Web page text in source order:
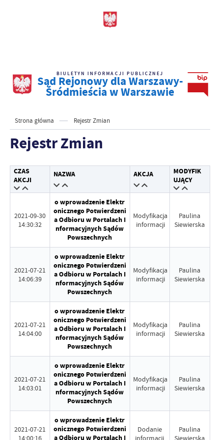
BIULETYN INFORMACJI PUBLICZNEJ
Sąd Rejonowy dla Warszawy-
Śródmieścia w Warszawie
Strona główna Rejestr Zmian
Rejestr Zmian
CZAS
AKCJI
NAZWA AKCJA
MODYFIK
UJĄCY
2021-09-30
14:30:32
o wprowadzenie Elektr
onicznego Potwierdzeni
a Odbioru w Portalach I
nformacyjnych Sądów
Powszechnych
Modyfikacja
informacji
Paulina
Siewierska
2021-07-21
14:06:39
o wprowadzenie Elektr
onicznego Potwierdzeni
a Odbioru w Portalach I
nformacyjnych Sądów
Powszechnych
Modyfikacja
informacji
Paulina
Siewierska
2021-07-21
14:04:00
o wprowadzenie Elektr
onicznego Potwierdzeni
a Odbioru w Portalach I
nformacyjnych Sądów
Powszechnych
Modyfikacja
informacji
Paulina
Siewierska
2021-07-21
14:03:01
o wprowadzenie Elektr
onicznego Potwierdzeni
a Odbioru w Portalach I
nformacyjnych Sądów
Powszechnych
Modyfikacja
informacji
Paulina
Siewierska
2021-07-21
14:00:16
o wprowadzenie Elektr
onicznego Potwierdzeni
a Odbioru w Portalach I
Dodanie
informacji
Paulina
Siewierska